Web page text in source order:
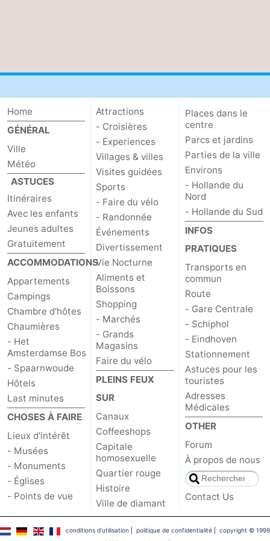
Home
GÉNÉRAL
Ville
Météo
ASTUCES
Itinéraires
Avec les enfants
Jeunes adultes
Gratuitement
ACCOMMODATIONS
Appartements
Campings
Chambre d'hôtes
Chaumières
- Het
Amsterdamse Bos
- Spaarnwoude
Hôtels
Last minutes
CHOSES À FAIRE
Lieux d'intérêt
- Musées
- Monuments
- Églises
- Points de vue
Attractions
- Croisières
- Experiences
Villages & villes
Visites guidées
Sports
- Faire du vélo
- Randonnée
Événements
Divertissement
Vie Nocturne
Aliments et
Boissons
Shopping
- Marchés
- Grands
Magasins
Faire du vélo
PLEINS FEUX
SUR
Canaux
Coffeeshops
Capitale
homosexuelle
Quartier rouge
Histoire
Ville de diamant
Places dans le
centre
Parcs et jardins
Parties de la ville
Environs
- Hollande du
Nord
- Hollande du Sud
INFOS
PRATIQUES
Transports en
commun
Route
- Gare Centrale
- Schiphol
- Eindhoven
Stationnement
Astuces pour les
touristes
Adresses
Médicales
OTHER
Forum
À propos de nous
Contact Us
conditions d‘utilisation politique de confidentialité| copyright © 1999